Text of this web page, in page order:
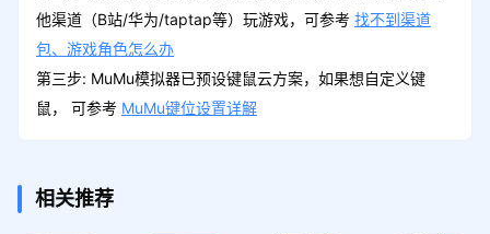
他渠道（B站/华为/taptap等）玩游戏，可参考 找不到渠道
包、游戏角色怎么办
第三步: MuMu模拟器已预设键鼠云方案，如果想自定义键
鼠， 可参考 MuMu键位设置详解
相关推荐